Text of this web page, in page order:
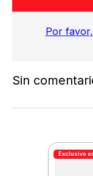
Por
Sin
Exclusivo